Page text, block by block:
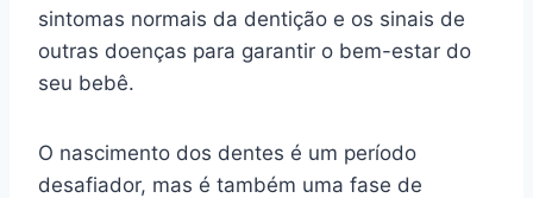
sintomas normais da dentição e os sinais de
outras doenças para garantir o bem-estar do
seu bebê.
O nascimento dos dentes é um período
desafiador, mas é também uma fase de